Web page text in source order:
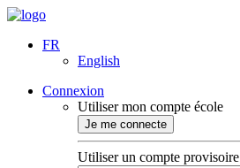
FR
English
Connexion
Utiliser mon compte école
Je me connecte
Utiliser un compte provisoire